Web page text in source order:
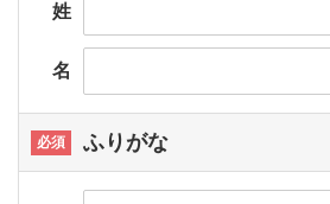
姓
名
ふりがな